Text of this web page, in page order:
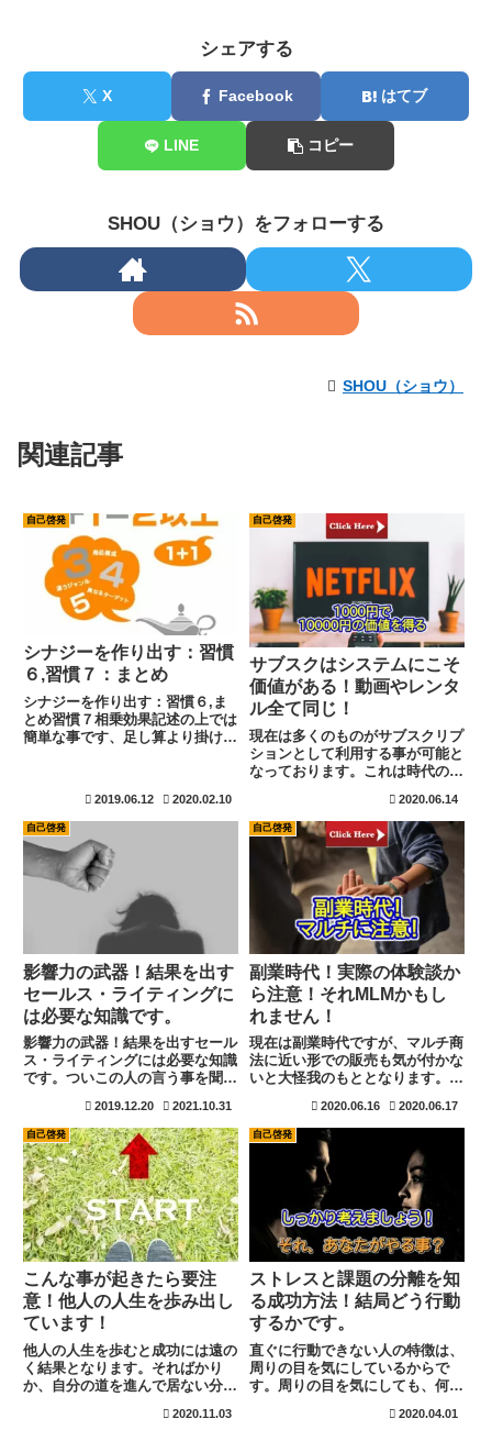
シェアする
X Facebook はてブ
LINE コピー
SHOU（ショウ）をフォローする
SHOU（ショウ）
関連記事
自己啓発
シナジーを作り出す：習慣
６,習慣７：まとめ
シナジーを作り出す：習慣６,ま
とめ習慣７相乗効果記述の上では
簡単な事です、足し算より掛け算
れには長所を活かす事が絶対不可
欠であると考えております。説
明...
2019.06.12 2020.02.10
自己啓発
サブスクはシステムにこそ
価値がある！動画やレンタ
ル全て同じ！
現在は多くのものがサブスクリプ
ションとして利用する事が可能と
なっております。これは時代の流
出て来るため、世の中の流れとし
てはサブスクで購入を行わずに最
新のものを使い続けると言うのが
賢いと言うのが考えの一つです。
これから時代は更に早くなるた
め、サブスクの時代も加速すると
思いますよ。
2020.06.14
自己啓発
影響力の武器！結果を出す
セールス・ライティングに
は必要な知識です。
影響力の武器！結果を出すセール
ス・ライティングには必要な知識
です。ついこの人の言う事を聞い
ると思って行動を共にしてしまう
方は多く見えられます。このつい
動いてしまう。行動してしまうと
言う行為には原則があります。
し...
2019.12.20 2021.10.31
自己啓発
副業時代！実際の体験談か
ら注意！それMLMかもし
れません！
現在は副業時代ですが、マルチ商
法に近い形での販売も気が付かな
いと大怪我のもととなります。少
いいからと言われた事もありま
す。誘い方も進化してる印象を受
けました。知識を知る事で自分を
抑制する事も可能です。良く使わ
れる手口は知って置きましょう！
2020.06.16 2020.06.17
自己啓発
こんな事が起きたら要注
意！他人の人生を歩み出し
ています！
他人の人生を歩むと成功には遠の
く結果となります。そればかり
か、自分の道を進んで居ない分で
レスも大きくなりますね。気がつ
2020.11.03
自己啓発
ストレスと課題の分離を知
る成功方法！結局どう行動
するかです。
直ぐに行動できない人の特徴は、
周りの目を気にしているからで
す。周りの目を気にしても、何の
の様に行動したかです。成功して
2020.04.01